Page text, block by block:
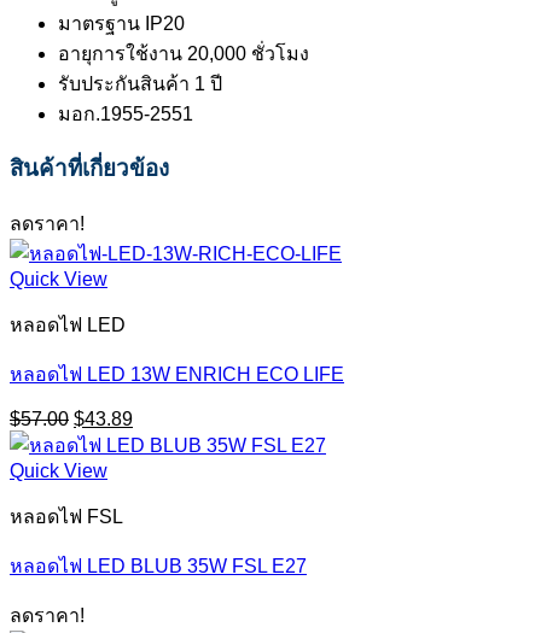
มาตรฐาน IP20
อายุการใช้งาน 20,000 ชั่วโมง
รับประกันสินค้า 1 ปี
มอก.1955-2551
สินค้าที่เกี่ยวข้อง
ลดราคา!
Quick View
หลอดไฟ LED
หลอดไฟ LED 13W ENRICH ECO LIFE
$57.00 Original
price
was:
$57.00.
$43.89Current
price
is:
Quick View
หลอดไฟ FSL
หลอดไฟ LED BLUB 35W FSL E27
ลดราคา!